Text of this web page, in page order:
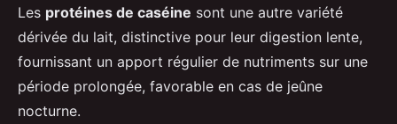
Les protéines de caséine sont une autre variété
dérivée du lait, distinctive pour leur digestion lente,
fournissant un apport régulier de nutriments sur une
période prolongée, favorable en cas de jeûne
nocturne.